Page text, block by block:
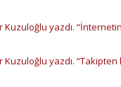
Kuzuloğlu yazdı.
Kuzuloğlu yazdı.